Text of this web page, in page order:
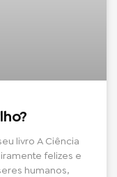
livro A Ciência
felizes e
humanos,